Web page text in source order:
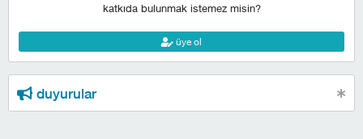
katkıda bulunmak istemez misin?
üye ol
duyurular